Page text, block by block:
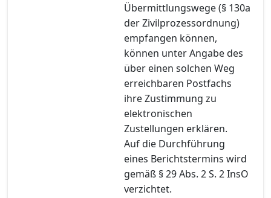
Übermittlungswege (§ 130a
der Zivilprozessordnung)
empfangen können,
können unter Angabe des
über einen solchen Weg
erreichbaren Postfachs
ihre Zustimmung zu
elektronischen
Zustellungen erklären.
Auf die Durchführung
eines Berichtstermins wird
gemäß § 29 Abs. 2 S. 2 InsO
verzichtet.